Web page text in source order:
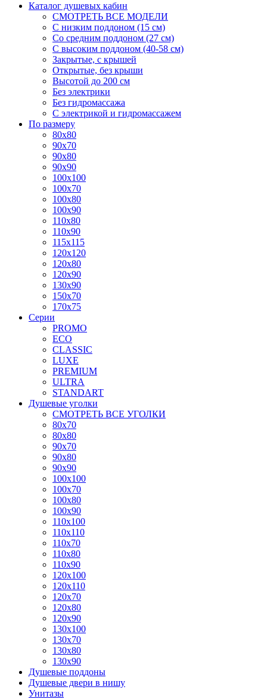
Каталог душевых кабин
СМОТРЕТЬ ВСЕ МОДЕЛИ
С низким поддоном (15 см)
Со средним поддоном (27 см)
С высоким поддоном (40-58 см)
Закрытые, с крышей
Открытые, без крыши
Высотой до 200 см
Без электрики
Без гидромассажа
С электрикой и гидромассажем
По размеру
80x80
90x70
90x80
90x90
100x100
100x70
100x80
100x90
110x80
110x90
115x115
120x120
120x80
120x90
130x90
150x70
170x75
Серии
PROMO
ECO
CLASSIC
LUXE
PREMIUM
ULTRA
STANDART
Душевые уголки
СМОТРЕТЬ ВСЕ УГОЛКИ
80x70
80x80
90x70
90x80
90x90
100x100
100x70
100x80
100x90
110x100
110x110
110x70
110x80
110x90
120x100
120x110
120x70
120x80
120x90
130x100
130x70
130x80
130x90
Душевые поддоны
Душевые двери в нишу
Унитазы